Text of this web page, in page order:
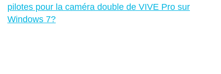
pilotes pour la caméra double de VIVE Pro sur
Windows 7?